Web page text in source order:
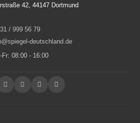
42, 44147 Dortmund
/ 999 56 79
deutschland.de
Fr: 08:00 - 16:00